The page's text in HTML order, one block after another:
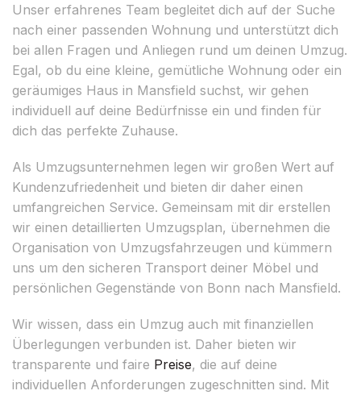
Unser erfahrenes Team begleitet dich auf der Suche
nach einer passenden Wohnung und unterstützt dich
bei allen Fragen und Anliegen rund um deinen Umzug.
Egal, ob du eine kleine, gemütliche Wohnung oder ein
geräumiges Haus in Mansfield suchst, wir gehen
individuell auf deine Bedürfnisse ein und finden für
dich das perfekte Zuhause.
Als Umzugsunternehmen legen wir großen Wert auf
Kundenzufriedenheit und bieten dir daher einen
umfangreichen Service. Gemeinsam mit dir erstellen
wir einen detaillierten Umzugsplan, übernehmen die
Organisation von Umzugsfahrzeugen und kümmern
uns um den sicheren Transport deiner Möbel und
persönlichen Gegenstände von Bonn nach Mansfield.
Wir wissen, dass ein Umzug auch mit finanziellen
Überlegungen verbunden ist. Daher bieten wir
transparente und faire Preise, die auf deine
individuellen Anforderungen zugeschnitten sind. Mit